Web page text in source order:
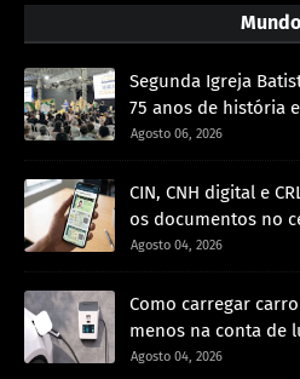
Mundo
Segunda Igreja
75 anos de história
Agosto 06, 2026
CIN, CNH digital e
os documentos no
Agosto 04, 2026
Como carregar
menos na conta de
Agosto 04, 2026